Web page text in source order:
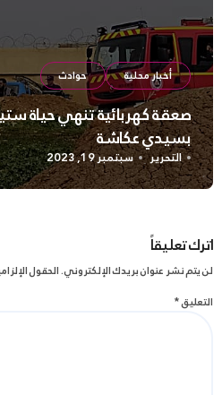
أخبار محلية حوادث
صعقة كهربائية تنهي حياة
بسيدي عكاشة
التحرير سبتمبر 19, 2023
اترك تعليقاً
لن يتم نشر عنوان بريدك الإلكتروني.الحقول
التعليق*